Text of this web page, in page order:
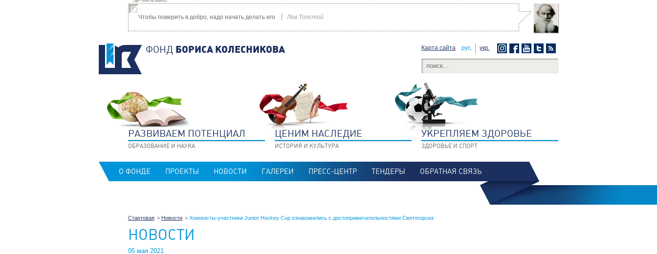
Чтобы поверить в добро, надо начать делать его Лев Толстой
ФОНД БОРИСА КОЛЕСНИКОВА Карта сайта рус. укр.
РАЗВИВАЕМ ПОТЕНЦИАЛ
ОБРАЗОВАНИЕ И НАУКА
ЦЕНИМ НАСЛЕДИЕ
ИСТОРИЯ И КУЛЬТУРА
УКРЕПЛЯЕМ ЗДОРОВЬЕ
ЗДОРОВЬЕ И СПОРТ
О ФОНДЕ ПРОЕКТЫ НОВОСТИ ГАЛЕРЕИ ПРЕСС-ЦЕНТР ТЕНДЕРЫ ОБРАТНАЯ СВЯЗЬ
Стартовая Новости Хоккеисты-участники Junior Hockey Cup ознакомились с достопримечательностями Святогорска
НОВОСТИ
05 мая 2021